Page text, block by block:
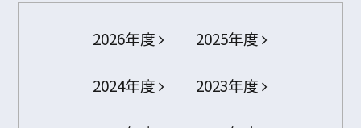
2026年度 2025年度
2024年度 2023年度